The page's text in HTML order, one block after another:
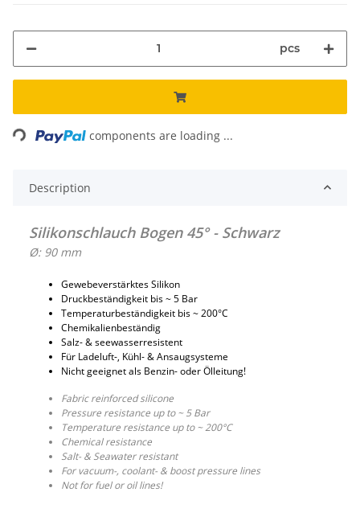
pcs
Loading... components are loading ...
Description
Silikonschlauch Bogen 45° - Schwarz
Ø: 90 mm
Gewebeverstärktes Silikon
Druckbeständigkeit bis ~ 5 Bar
Temperaturbeständigkeit bis ~ 200°C
Chemikalienbeständig
Salz- & seewasserresistent
Für Ladeluft-, Kühl- & Ansaugsysteme
Nicht geeignet als Benzin- oder Ölleitung!
Fabric reinforced silicone
Pressure resistance up to ~ 5 Bar
Temperature resistance up to ~ 200°C
Chemical resistance
Salt- & Seawater resistant
For vacuum-, coolant- & boost pressure lines
Not for fuel or oil lines!